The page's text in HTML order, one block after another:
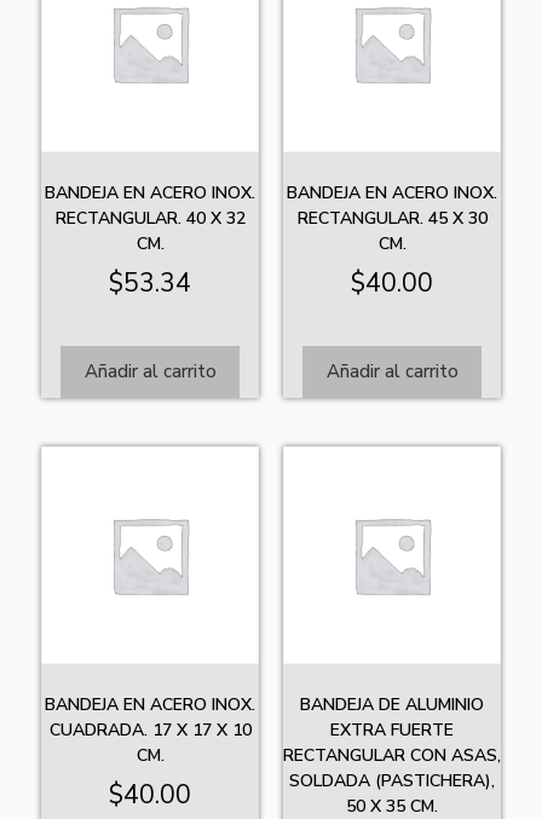
BANDEJA EN ACERO INOX.
RECTANGULAR. 40 X 32
CM.
$53.34
Añadir al carrito
BANDEJA EN ACERO INOX.
RECTANGULAR. 45 X 30
CM.
$40.00
Añadir al carrito
BANDEJA EN ACERO INOX.
CUADRADA. 17 X 17 X 10
CM.
$40.00
BANDEJA DE ALUMINIO
EXTRA FUERTE
RECTANGULAR CON ASAS,
SOLDADA (PASTICHERA),
50 X 35 CM.